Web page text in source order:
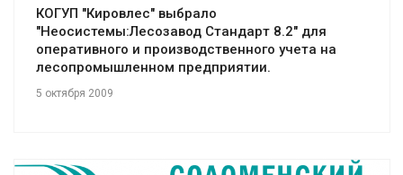
КОГУП "Кировлес" выбрало
"Неосистемы:Лесозавод Стандарт 8.2" для
оперативного и производственного учета на
лесопромышленном предприятии.
5 октября 2009